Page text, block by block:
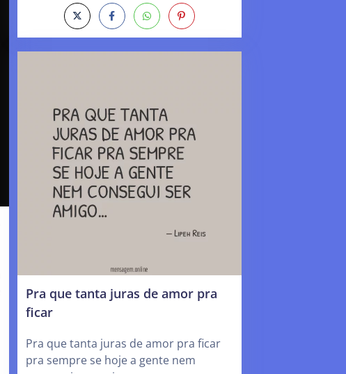
Pra que tanta juras de amor pra
ficar
Pra que tanta juras de amor pra ficar
pra sempre se hoje a gente nem